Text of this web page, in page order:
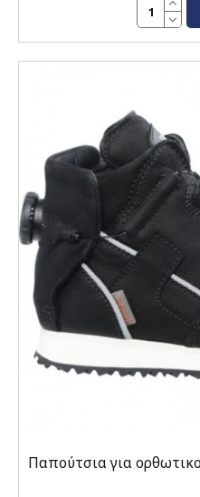
Παπούτσια για